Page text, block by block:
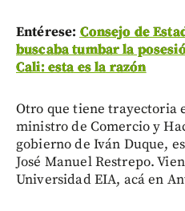
Entérese: Consejo de
buscaba tumbar la
Cali: esta es la razón
Otro que tiene trayectoria
ministro de Comercio y
gobierno de Iván Duque,
José Manuel Restrepo.
Universidad EIA, acá en